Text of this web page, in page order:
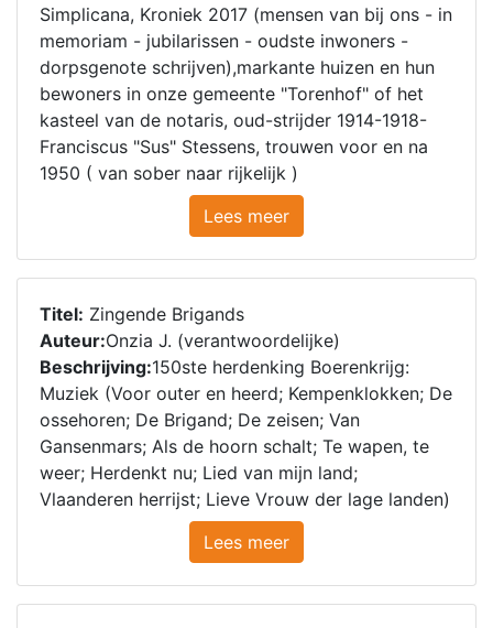
Simplicana, Kroniek 2017 (mensen van bij ons - in
memoriam - jubilarissen - oudste inwoners -
dorpsgenote schrijven),markante huizen en hun
bewoners in onze gemeente "Torenhof" of het
kasteel van de notaris, oud-strijder 1914-1918-
Franciscus "Sus" Stessens, trouwen voor en na
1950 ( van sober naar rijkelijk )
Lees meer
Titel: Zingende Brigands
Auteur:Onzia J. (verantwoordelijke)
Beschrijving:150ste herdenking Boerenkrijg:
Muziek (Voor outer en heerd; Kempenklokken; De
ossehoren; De Brigand; De zeisen; Van
Gansenmars; Als de hoorn schalt; Te wapen, te
weer; Herdenkt nu; Lied van mijn land;
Vlaanderen herrijst; Lieve Vrouw der lage landen)
Lees meer